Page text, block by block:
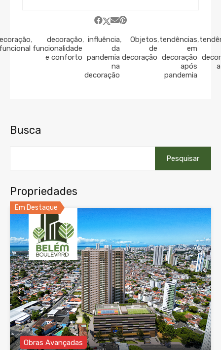
,
decoração
funcionalidade
e conforto
, influência
da
pandemia
na
decoração
,
Objetos
de
decoração
,tendências
em
decoração
após
pandemia
,
Busca
por:
Propriedades
Em Destaque
Obras Avançadas